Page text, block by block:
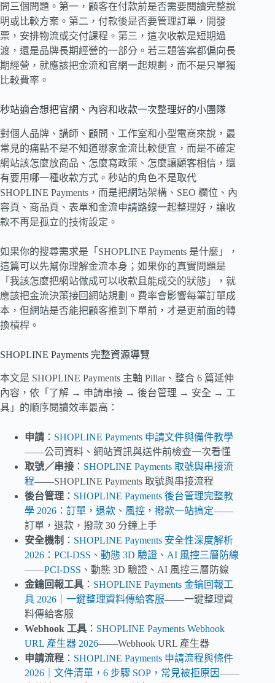
問三個問題。第一，顧客在付款前是否需要閱讀完整說
明或比較方案。第二，付款後是否要管理訂單，開發
票，安排物流或交付課程。第三，這次收款是短期過
渡，還是品牌長期經營的一部分。若三題答案都偏向長
期經營，就應該把金流和官網一起規劃，而不是只單獨
比較費率。
秒站適合想把官網、內容和收款一次整理好的小團隊
對個人品牌、講師、顧問、工作室和小型電商來說，最
常見的痛點不是不知道哪家金流比較便宜，而是不確定
網站該怎麼放商品、怎麼寫政策、怎麼讓顧客相信，還
有要用哪一種收款方式。秒站的角色不是取代
SHOPLINE Payments，而是把網站架構、SEO 欄位、內
容頁、商品頁、表單和金流申請路線一起整理好，讓收
款不再是孤立的技術設定。
如果你的搜尋需求是「SHOPLINE Payments 是什麼」，
這篇可以先幫你理解金流本身；如果你的真實問題是
「我該怎麼把網站做成可以收款且能成交的狀態」，就
應該把金流決策接回網站規劃。費率會影響每筆訂單成
本，但網站是否能把顧客推到下單前，才是更前面的轉
換槓桿。
SHOPLINE Payments 完整資源導覽
本文是 SHOPLINE Payments 主軸 Pillar、整合 6 篇延伸
內容，依「了解 → 申請串接 → 後台管理 → 安全 → 工
具」的順序閱讀效率最高：
申請 ： SHOPLINE Payments 申請文件與備件教學
——公司資料、網站資訊與送件前檢查一次看懂
取號／串接 ： SHOPLINE Payments 取號與串接流
程——SHOPLINE Payments 取號與串接流程
後台管理 ： SHOPLINE Payments 後台管理完整教
學 2026：訂單，退款、風控，撥款一站搞定——
訂單，退款，撥款 30 分鐘上手
安全機制 ： SHOPLINE Payments 安全性深度解析
2026：PCI-DSS、動態 3D 驗證、AI 風控三層防線
——PCI-DSS 、動態 3D 驗證、AI 風控三層防線
金鑰回報工具 ： SHOPLINE Payments 金鑰回報工
具 2026｜一鍵整理資料傳給客服——一鍵整理資
料傳給客服
Webhook 工具 ： SHOPLINE Payments Webhook
URL 產生器 2026——Webhook URL 產生器
申請流程 ： SHOPLINE Payments 申請流程與條件
2026｜文件清單，6 步驟 SOP，常見被拒原因——